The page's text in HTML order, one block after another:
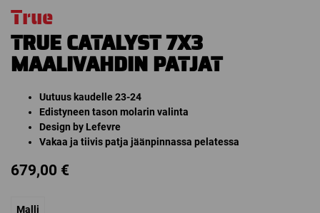
True
TRUE CATALYST 7X3
MAALIVAHDIN PATJAT
Uutuus kaudelle 23-24
Edistyneen tason molarin valinta
Design by Lefevre
Vakaa ja tiivis patja jäänpinnassa pelatessa
679,00 €
Malli